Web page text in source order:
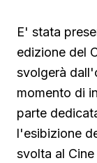
E' stata
edizione del
svolgerà
momento di
parte
l'esibizione
svolta al